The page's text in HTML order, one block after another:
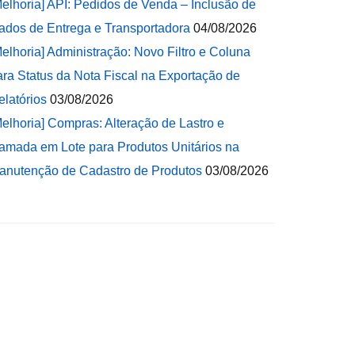
API: Pedidos de Venda – Inclusão de
de Entrega e Transportadora 04/08/2026
Administração: Novo Filtro e Coluna
Status da Nota Fiscal na Exportação de
03/08/2026
Compras: Alteração de Lastro e
em Lote para Produtos Unitários na
de Cadastro de Produtos 03/08/2026